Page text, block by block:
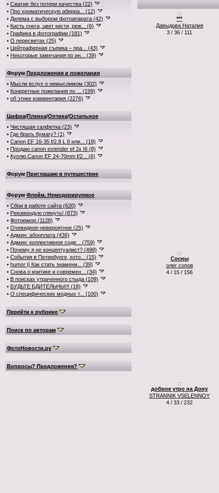
• Сжатие без потери качества (22)
• Про хроматическую аберра... (12)
• Дилема с выбором фотоапарата (42)
• Кисть снега, цвет кисти, реж... (6)
• Графика в фотографии (181)
• О пересветах (25)
• Цейтраферная съемка – пра... (43)
• Некоторые замечания по ин... (39)
Форум Предложения и пожелания
• Мысли вслух о немыслимом (302)
• Конкретные пожелания по ... (199)
• об этике комментария (2276)
Цифра/Пленка/Оптика/Остальное
• Чистящая салфетка (23)
• Где брать бумагу? (1)
• Canon EF 16-35 f/2.8 L II или... (18)
• Продаю canon extender ef 2x III (8)
• Куплю Canon EF 24-70mm f/2... (6)
Форум Приглашаю в путешествие
Форум Флейм. Немодерируемое
• Сбои в работе сайта (620)
• Рекомендую глянуть! (873)
• Фотоюмор (1128)
• Очевидное-невероятное (25)
• Админ: абонплата (436)
• Админ: коллективное соде... (759)
• Почему я не концептуалист? (498)
• События в Петербурге, кото... (15)
• humor || Как стать знамени... (39)
• Снова о критике и современ... (34)
• В поисках утраченного стыда (109)
• БУДЬТЕ БДИТЕЛЬНЫ!!! (18)
• О специфических модных т... (100)
Перейти к рубрике
Поиск по авторам
ФотоНовости.ру
Вопросы? Предложения?
***
Давыдова Наталия
3 / 36 / 111
Сосны
олег сопов
4 / 15 / 156
доброе утро на Дону
STRANNIK VSELENNOY
4 / 33 / 232